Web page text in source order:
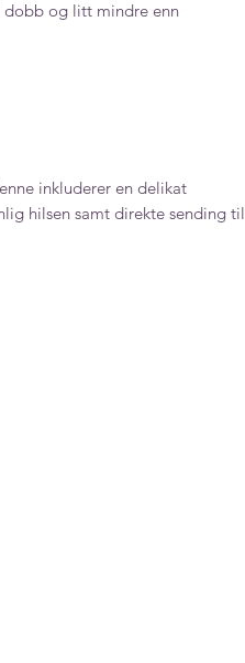
dobb og litt mindre enn
inkluderer en delikat
hilsen samt direkte sending til